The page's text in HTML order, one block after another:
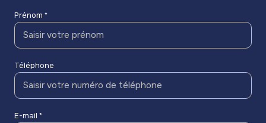
Prénom *
Téléphone
E-mail *